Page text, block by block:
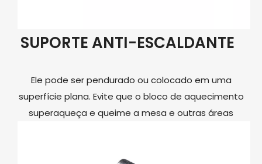
SUPORTE ANTI-ESCALDANTE
Ele pode ser pendurado ou colocado em uma
superfície plana. Evite que o bloco de aquecimento
superaqueça e queime a mesa e outras áreas